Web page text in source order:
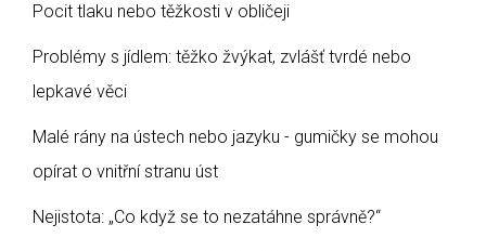
Pocit tlaku nebo těžkosti v obličeji
Problémy s jídlem: těžko žvýkat, zvlášť tvrdé nebo
lepkavé věci
Malé rány na ústech nebo jazyku - gumičky se mohou
opírat o vnitřní stranu úst
Nejistota: „Co když se to nezatáhne správně?“